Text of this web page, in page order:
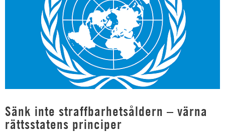
Sänk inte straffbarhetsåldern – värna
rättsstatens principer